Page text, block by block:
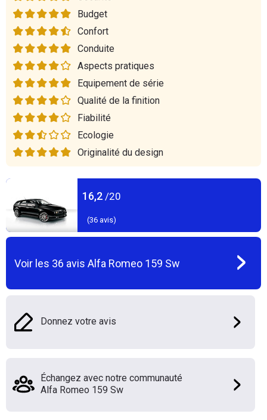
Budget
Confort
Conduite
Aspects pratiques
Equipement de série
Qualité de la finition
Fiabilité
Ecologie
Originalité du design
16,2 /20
(36 avis)
Voir les 36 avis Alfa Romeo 159 Sw
Donnez votre avis
Échangez avec notre communauté
Alfa Romeo 159 Sw